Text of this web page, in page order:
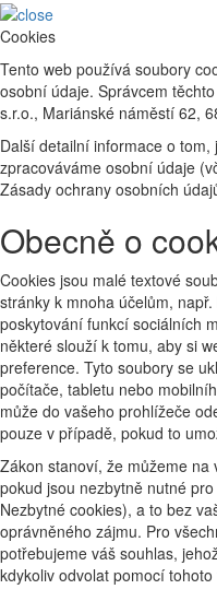
Cookies
Tento web používá soubory
osobní údaje. Správcem
s.r.o., Mariánské náměstí 62,
Další detailní informace o
zpracováváme osobní údaje
Zásady ochrany osobních
Obecně o
Cookies jsou malé textové
stránky k mnoha účelům,
poskytování funkcí sociálních
některé slouží k tomu, aby si
preference. Tyto soubory se
počítače, tabletu nebo
může do vašeho prohlížeče
pouze v případě, pokud to
Zákon stanoví, že můžeme
pokud jsou nezbytně nutné
Nezbytné cookies), a to bez
oprávněného zájmu. Pro
potřebujeme váš souhlas,
kdykoliv odvolat pomocí tohoto